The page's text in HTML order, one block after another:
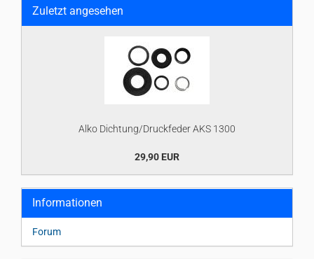
Zuletzt angesehen
Alko Dichtung/Druckfeder AKS 1300
29,90 EUR
Informationen
Forum